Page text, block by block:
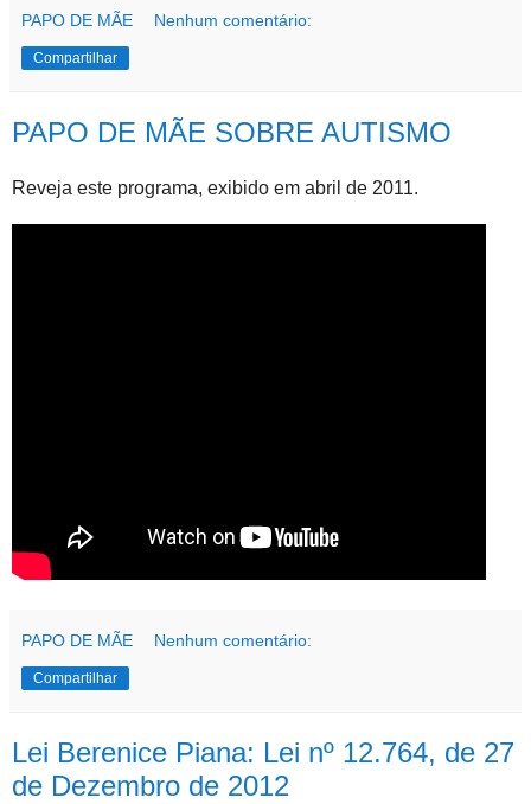
PAPO DE MÃE Nenhum comentário:
Compartilhar
PAPO DE MÃE SOBRE AUTISMO
Reveja este programa, exibido em abril de 2011.
PAPO DE MÃE Nenhum comentário:
Compartilhar
Lei Berenice Piana: Lei nº 12.764, de 27
de Dezembro de 2012